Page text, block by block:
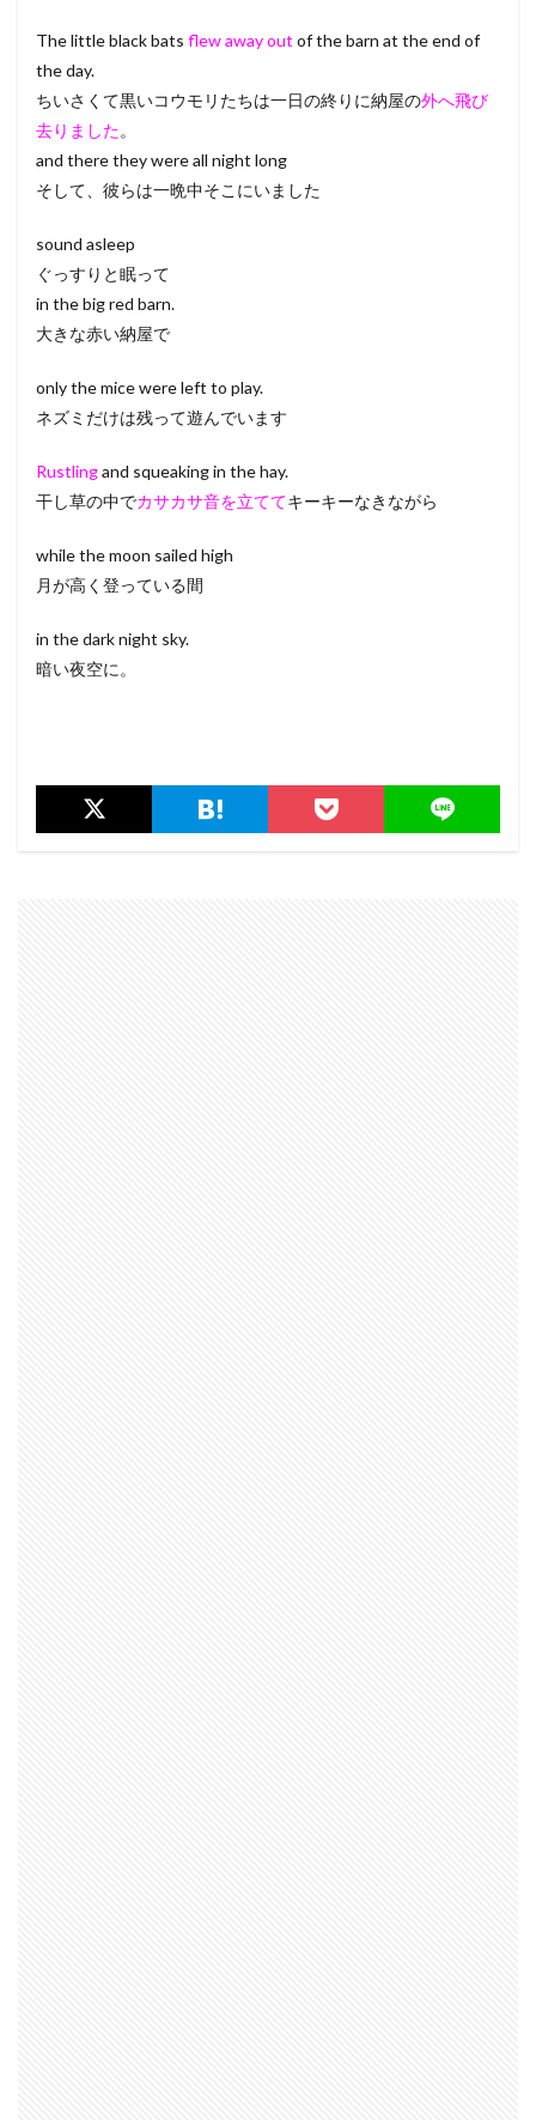
The little black bats flew away out of the barn at the end of
the day.
ちいさくて黒いコウモリたちは一日の終りに納屋の外へ飛び
去りました。
and there they were all night long
そして、彼らは一晩中そこにいました
sound asleep
ぐっすりと眠って
in the big red barn.
大きな赤い納屋で
only the mice were left to play.
ネズミだけは残って遊んでいます
Rustlingand squeaking in the hay.
干し草の中でカサカサ音を立ててキーキーなきながら
while the moon sailed high
月が高く登っている間
in the dark night sky.
暗い夜空に。